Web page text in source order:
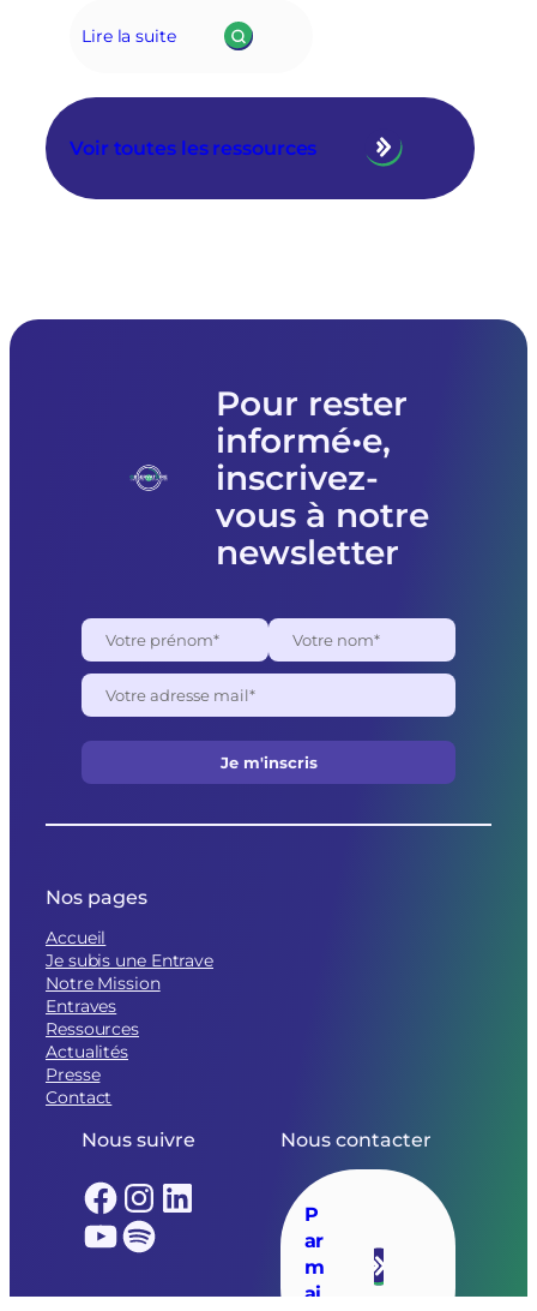
Lire la suite
Voir toutes les ressources
Pour rester
informé•e,
inscrivez-
vous à notre
newsletter
Nos pages
Accueil
Je subis une Entrave
Notre Mission
Entraves
Ressources
Actualités
Presse
Contact
Nous suivre
Facebook Instagram LinkedIn
YouTube
Spotify
Nous contacter
P
ar
m
ai